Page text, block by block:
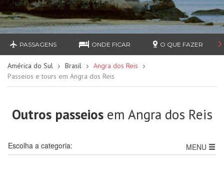
PASSAGENS ONDE FICAR O QUE FAZER
América do Sul Brasil
Angra dos Reis
Passeios e tours em Angra dos Reis
Outros passeiosem Angra dos Reis
MENU
Escolha a categoria: